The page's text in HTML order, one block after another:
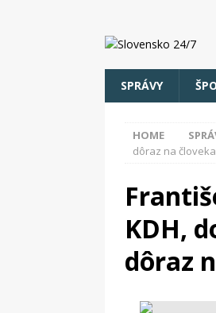
SPRÁVY
HOME
dôraz na človeka
KDH,
dôraz